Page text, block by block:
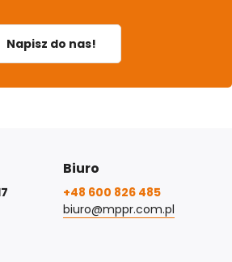
Napisz do nas!
Biuro
+48 600 826 485
biuro@mppr.com.pl